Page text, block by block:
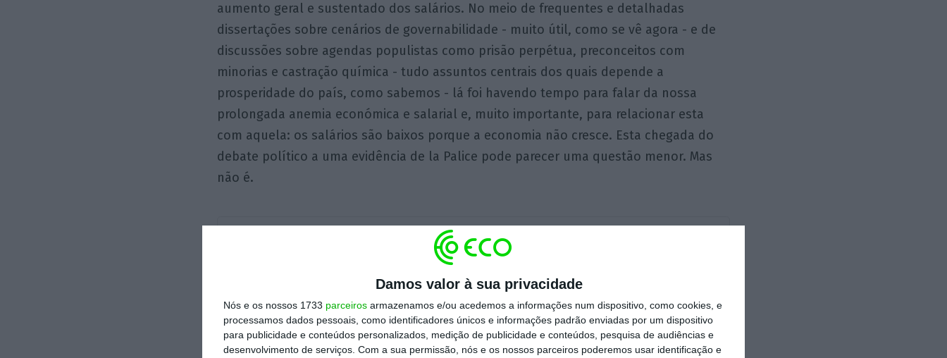
Damos valor à sua privacidade
Nós e os nossos 1733 parceiros armazenamos e/ou acedemos a informações num dispositivo, como cookies, e
processamos dados pessoais, como identificadores únicos e informações padrão enviadas por um dispositivo
para publicidade e conteúdos personalizados, medição de publicidade e conteúdos, pesquisa de audiências e
desenvolvimento de serviços. Com a sua permissão, nós e os nossos parceiros poderemos usar identificação e
aumento geral e sustentado dos salários. No meio de frequentes e detalhadas
dissertações sobre cenários de governabilidade - muito útil, como se vê agora - e de
discussões sobre agendas populistas como prisão perpétua, preconceitos com
minorias e castração química - tudo assuntos centrais dos quais depende a
prosperidade do país, como sabemos - lá foi havendo tempo para falar da nossa
prolongada anemia económica e salarial e, muito importante, para relacionar esta
com aquela: os salários são baixos porque a economia não cresce. Esta chegada do
debate político a uma evidência de la Palice pode parecer uma questão menor. Mas
não é.
Assine para ler este artigo
Paulo Ferreira
https://eco.sapo.pt/opiniao/ja-vencemos-o-negacionismo-sobre-a-anemia-economica/ Copiar